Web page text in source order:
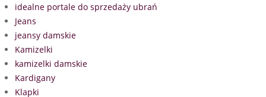
idealne portale do sprzedaży ubrań
Jeans
jeansy damskie
Kamizelki
kamizelki damskie
Kardigany
Klapki